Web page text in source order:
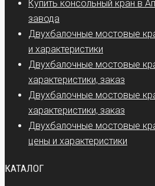
Купить консольный кран в
завода
Двухбалочные мостовые
и характеристики
Двухбалочные мостовые
характеристики, заказ
Двухбалочные мостовые
характеристики, заказ
Двухбалочные мостовые
цены и характеристики
КАТАЛОГ